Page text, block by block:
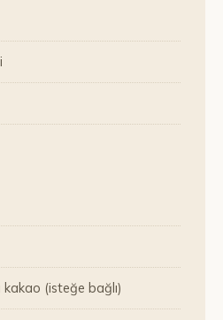
kakao (isteğe bağlı)